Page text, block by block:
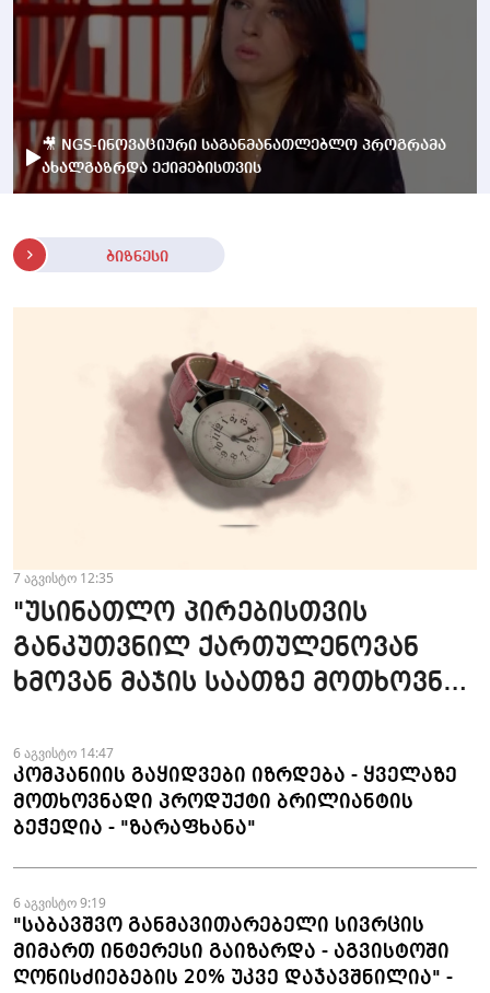
🎥 NGS-ინოვაციური საგანმანათლებლო პროგრამა
ახალგაზრდა ექიმებისთვის
ბიზნესი
7 აგვისტო 12:35
"უსინათლო პირებისთვის
განკუთვნილ ქართულენოვან
ხმოვან მაჯის საათზე მოთხოვნა
6 აგვისტო 14:47
კომპანიის გაყიდვები იზრდება - ყველაზე
მოთხოვნადი პროდუქტი ბრილიანტის
ბეჭედია - "ზარაფხანა"
6 აგვისტო 9:19
"საბავშვო განმავითარებელი სივრცის
მიმართ ინტერესი გაიზარდა - აგვისტოში
ღონისძიებების 20% უკვე დაჯავშნილია" -